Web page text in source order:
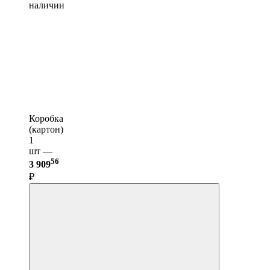
наличии
Коробка
(картон)
1
шт —
3 90956
₽